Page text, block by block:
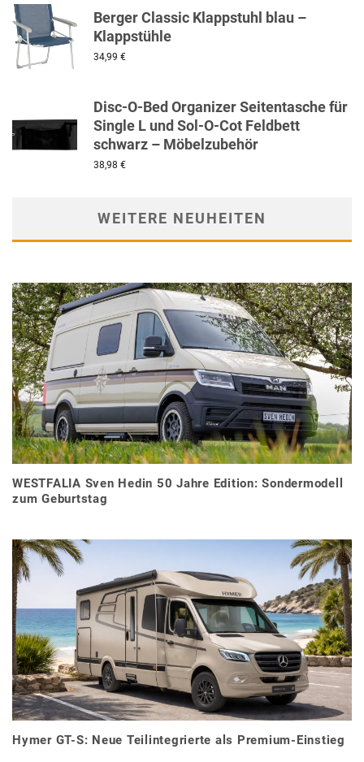
Berger Classic Klappstuhl blau –
Klappstühle
34,99 €
Disc-O-Bed Organizer Seitentasche für
Single L und Sol-O-Cot Feldbett
schwarz – Möbelzubehör
38,98 €
WEITERE NEUHEITEN
WESTFALIA Sven Hedin 50 Jahre Edition: Sondermodell
zum Geburtstag
Hymer GT-S: Neue Teilintegrierte als Premium-Einstieg